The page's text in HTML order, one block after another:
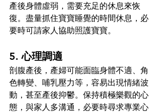
產後身體虛弱，需要充足的休息來恢
復。盡量抓住寶寶睡覺的時間休息，必
要時可請家人協助照護寶寶。
5. 心理調適
剖腹產後，產婦可能面臨身體不適、角
色轉變、哺乳壓力等，容易出現情緒波
動，甚至產後抑鬱。保持積極樂觀的心
態，與家人多溝通，必要時尋求專業心